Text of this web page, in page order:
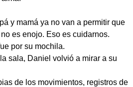
y mamá ya no van a permitir que
es enojo. Eso es cuidarnos.
por su mochila.
sala, Daniel volvió a mirar a su
de los movimientos, registros de